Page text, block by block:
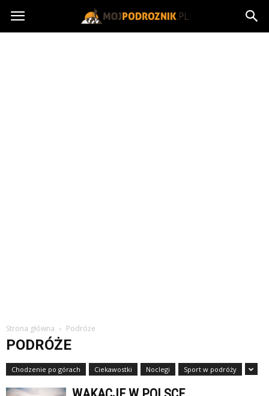
MojPodroznik.pl
Strona główna Podróże
PODRÓŻE
Chodzenie po górach Ciekawostki Noclegi Sport w podróży